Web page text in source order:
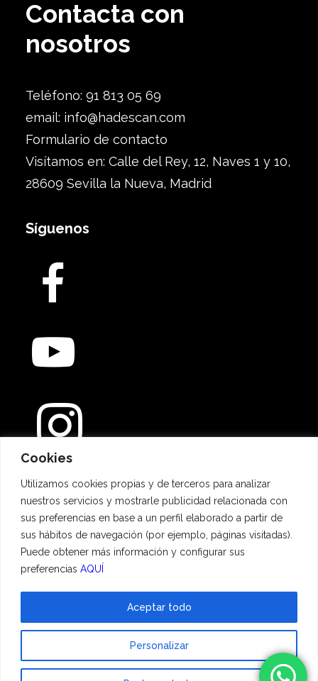
Cookies
Utilizamos cookies propias y de terceros para analizar
nuestros servicios y mostrarle publicidad relacionada con
sus preferencias en base a un perfil elaborado a partir de
sus hábitos de navegación (por ejemplo, páginas visitadas).
Puede obtener más información y configurar sus
preferencias AQUÍ
Personalizar
Aceptar todo
Contacta con
nosotros
Teléfono: 91 813 05 69
email: info@hadescan.com
Formulario de contacto
Visítamos en: Calle del Rey, 12, Naves 1 y 10,
28609 Sevilla la Nueva, Madrid
Síguenos
Métodos de pago
© 2023 Hadescan All rights reserved ·Aviso Legal
Política de cookies| Powered bybinary